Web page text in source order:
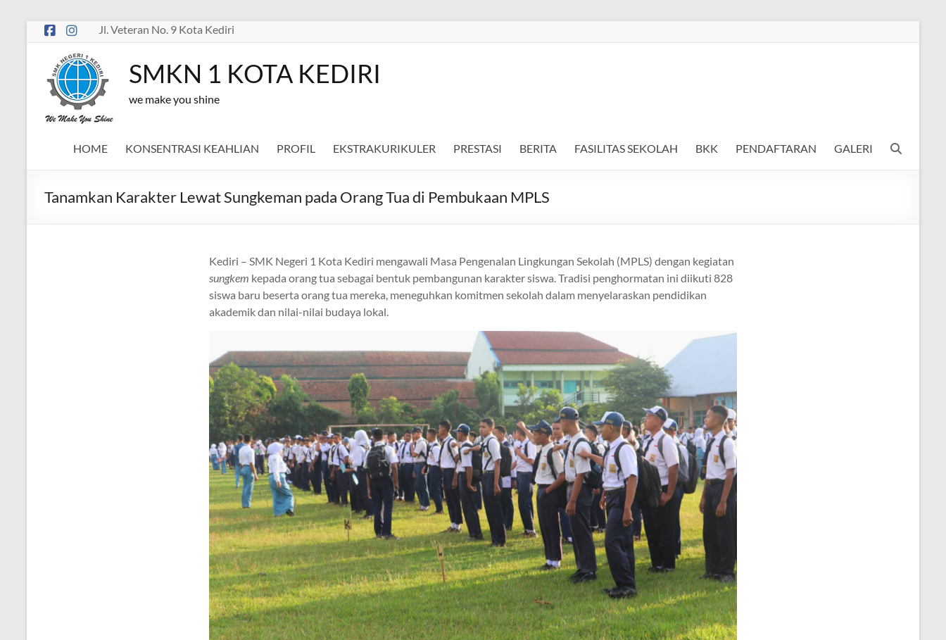
Skip
content
Jl. Veteran No. 9 Kota Kediri
SMKN 1 KOTA KEDIRI
we make you shine
HOME KONSENTRASI KEAHLIAN PROFIL EKSTRAKURIKULER PRESTASI BERITA FASILITAS SEKOLAH BKK PENDAFTARAN GALERI
Tanamkan Karakter Lewat Sungkeman pada Orang Tua di Pembukaan MPLS
Kediri – SMK Negeri 1 Kota Kediri mengawali Masa Pengenalan Lingkungan Sekolah (MPLS) dengan kegiatan
sungkem kepada orang tua sebagai bentuk pembangunan karakter siswa. Tradisi penghormatan ini diikuti 828
siswa baru beserta orang tua mereka, meneguhkan komitmen sekolah dalam menyelaraskan pendidikan
akademik dan nilai-nilai budaya lokal.